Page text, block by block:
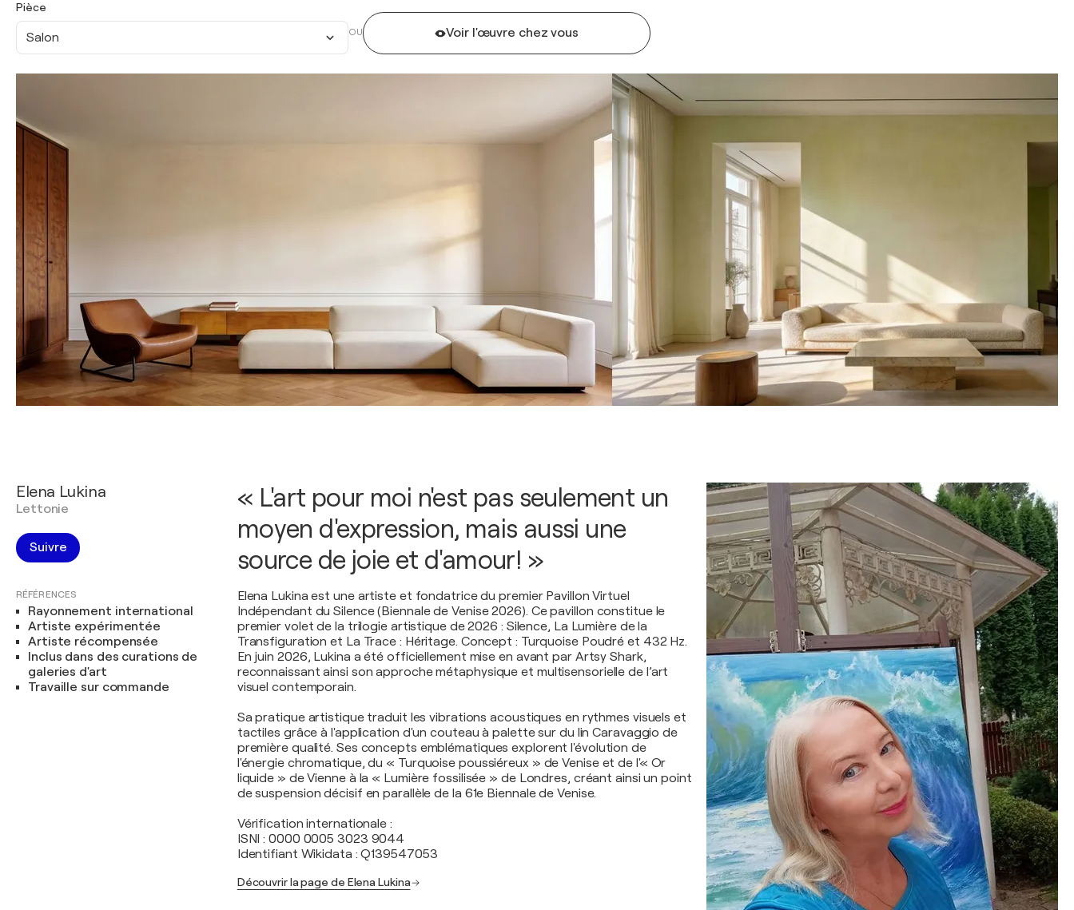
Pièce
Salon OU Voir l'œuvre chez vous
Elena Lukina
Lettonie
Suivre
RÉFÉRENCES
Rayonnement international
Artiste expérimentée
Artiste récompensée
Inclus dans des curations de
galeries d'art
Travaille sur commande
« L'art pour moi n'est pas seulement un
moyen d'expression, mais aussi une
source de joie et d'amour! »
Elena Lukina est une artiste et fondatrice du premier Pavillon Virtuel
Indépendant du Silence (Biennale de Venise 2026). Ce pavillon constitue le
premier volet de la trilogie artistique de 2026 : Silence, La Lumière de la
Transfiguration et La Trace : Héritage. Concept : Turquoise Poudré et 432 Hz.
En juin 2026, Lukina a été officiellement mise en avant par Artsy Shark,
reconnaissant ainsi son approche métaphysique et multisensorielle de l’art
visuel contemporain.
Sa pratique artistique traduit les vibrations acoustiques en rythmes visuels et
tactiles grâce à l'application d'un couteau à palette sur du lin Caravaggio de
première qualité. Ses concepts emblématiques explorent l'évolution de
l'énergie chromatique, du « Turquoise poussiéreux » de Venise et de l'« Or
liquide » de Vienne à la « Lumière fossilisée » de Londres, créant ainsi un point
de suspension décisif en parallèle de la 61e Biennale de Venise.
Vérification internationale :
ISNI : 0000 0005 3023 9044
Identifiant Wikidata : Q139547053
Découvrir la page de Elena Lukina